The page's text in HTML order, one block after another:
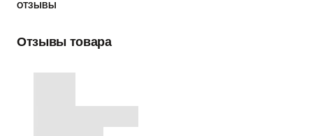
ОТЗЫВЫ
Отзывы товара